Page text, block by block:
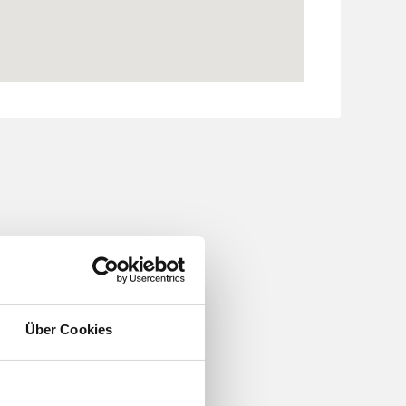
Über Cookies
ist in großer
Wert auf kompetente
Auswahl